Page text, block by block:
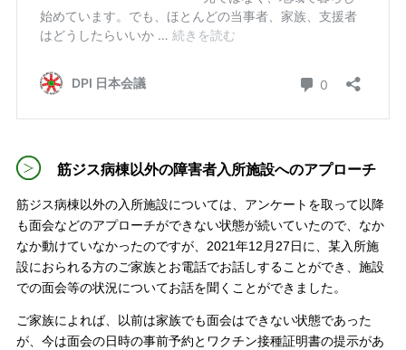
筋ジス病棟以外の障害者入所施設へのアプローチ
筋ジス病棟以外の入所施設については、アンケートを取って以降
も面会などのアプローチができない状態が続いていたので、なか
なか動けていなかったのですが、2021年12月27日に、某入所施
設におられる方のご家族とお電話でお話しすることができ、施設
での面会等の状況についてお話を聞くことができました。
ご家族によれば、以前は家族でも面会はできない状態であった
が、今は面会の日時の事前予約とワクチン接種証明書の提示があ